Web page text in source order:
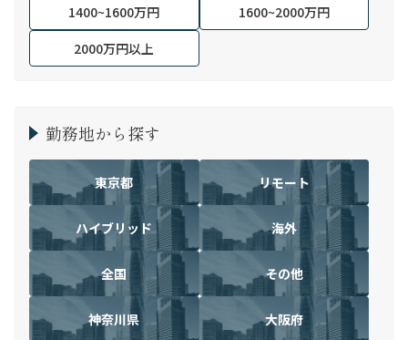
1400~1600万円
1600~2000万円
2000万円以上
勤務地から探す
東京都 リモート
ハイブリッド 海外
全国 その他
神奈川県 大阪府